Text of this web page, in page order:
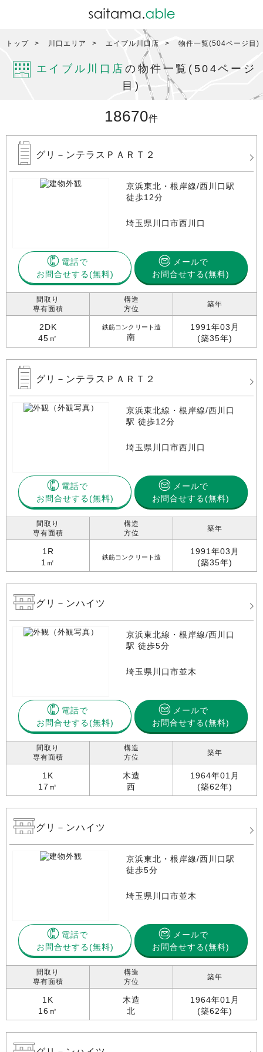
トップ 川口エリア エイブル川口店 物件一覧(504ページ目)
エイブル川口店 の物件一覧(504ページ
目)
18670件
グリ－ンテラスＰＡＲＴ２
京浜東北・根岸線/西川口駅
徒歩12分
埼玉県川口市西川口
電話で
お問合せする
メールで
お問合せする(無料)
間取り
専有面積
2DK
45㎡
構造
方位
鉄筋コンクリート造
南
築年
1991年03月
(築35年)
グリ－ンテラスＰＡＲＴ２
京浜東北線・根岸線/西川口
駅 徒歩12分
埼玉県川口市西川口
電話で
お問合せする
メールで
お問合せする(無料)
間取り
専有面積
1R
1㎡
構造
方位
鉄筋コンクリート造
築年
1991年03月
(築35年)
グリ－ンハイツ
京浜東北線・根岸線/西川口
駅 徒歩5分
埼玉県川口市並木
電話で
お問合せする
メールで
お問合せする(無料)
間取り
専有面積
1K
17㎡
構造
方位
木造
西
築年
1964年01月
(築62年)
グリ－ンハイツ
京浜東北・根岸線/西川口駅
徒歩5分
埼玉県川口市並木
電話で
お問合せする
メールで
お問合せする(無料)
間取り
専有面積
1K
16㎡
構造
方位
木造
北
築年
1964年01月
(築62年)